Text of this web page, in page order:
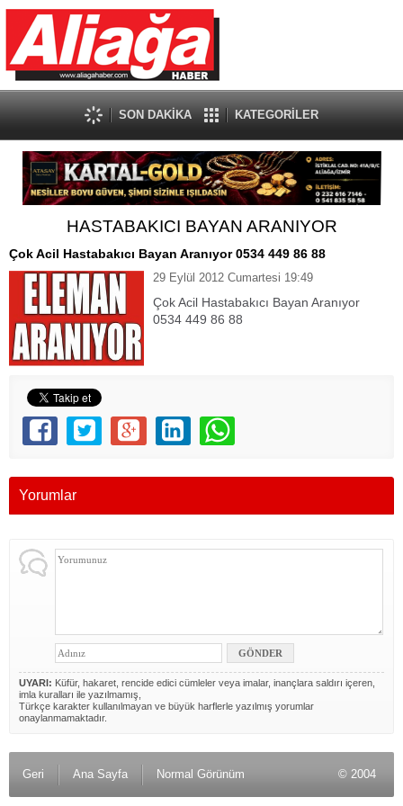
SON DAKİKA KATEGORİLER
HASTABAKICI BAYAN ARANIYOR
Çok Acil Hastabakıcı Bayan Aranıyor 0534 449 86 88
29 Eylül 2012 Cumartesi 19:49
Çok Acil Hastabakıcı Bayan Aranıyor
0534 449 86 88
Yorumlar
UYARI: Küfür, hakaret, rencide edici cümleler veya imalar, inançlara saldırı içeren,
imla kuralları ile yazılmamış,
Türkçe karakter kullanılmayan ve büyük harflerle yazılmış yorumlar
onaylanmamaktadır.
Geri Ana Sayfa Normal Görünüm © 2004